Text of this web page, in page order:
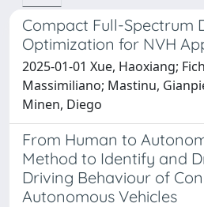
Compact Full-Spectrum
Optimization for NVH
2025-01-01 Xue, Haoxiang;
Massimiliano; Mastinu,
Minen, Diego
From Human to
Method to Identify and
Driving Behaviour of
Autonomous Vehicles